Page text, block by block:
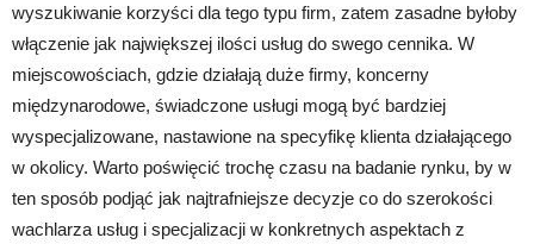
wyszukiwanie korzyści dla tego typu firm, zatem zasadne byłoby
włączenie jak największej ilości usług do swego cennika. W
miejscowościach, gdzie działają duże firmy, koncerny
międzynarodowe, świadczone usługi mogą być bardziej
wyspecjalizowane, nastawione na specyfikę klienta działającego
w okolicy. Warto poświęcić trochę czasu na badanie rynku, by w
ten sposób podjąć jak najtrafniejsze decyzje co do szerokości
wachlarza usług i specjalizacji w konkretnych aspektach z